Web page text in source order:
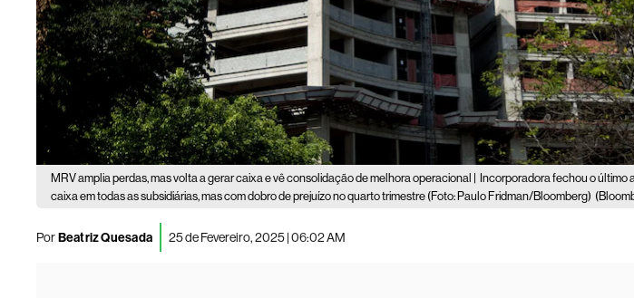
MRV amplia perdas, mas volta a gerar caixa e vê consolidação de melhora operacional |
Incorporadora fechou o último
caixa em todas as subsidiárias, mas com dobro de prejuízo no quarto trimestre (Foto: Paulo Fridman/Bloomberg)
PorBeatriz Quesada 25 de Fevereiro, 2025 | 06:02 AM